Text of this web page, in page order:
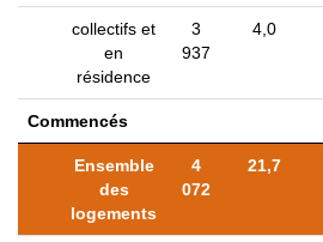
collectifs et
en
résidence
3
937
4,0
Commencés
Ensemble
des
logements
4
072
21,7